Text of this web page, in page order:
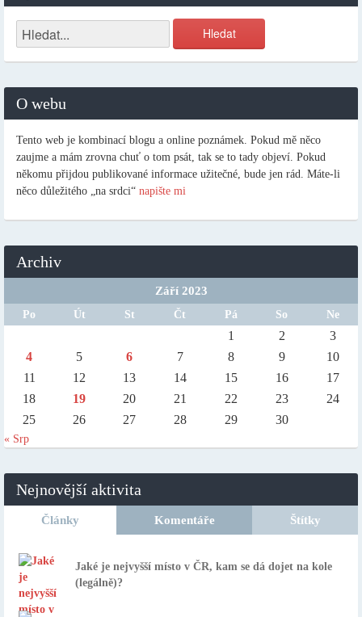
O webu
Tento web je kombinací blogu a online poznámek. Pokud mě něco
zaujme a mám zrovna chuť o tom psát, tak se to tady objeví. Pokud
někomu přijdou publikované informace užitečné, bude jen rád. Máte-li
něco důležitého „na srdci“ napište mi
Archiv
Září 2023
Po Út St Čt Pá So Ne
1 2
3
4
5 6 7 8 9
10
11
12 13 14 15 16
17
18
19 20 21 22 23
24
25
26 27 28 29 30
« Srp
Nejnovější aktivita
Články Komentáře Štítky
Jaké je nejvyšší místo v ČR, kam se dá dojet na kole
(legálně)?